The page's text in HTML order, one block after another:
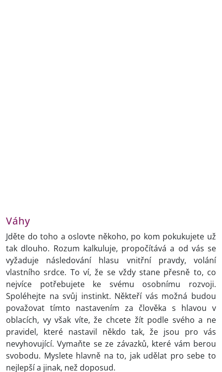
Váhy
Jděte do toho a oslovte někoho, po kom pokukujete už
tak dlouho. Rozum kalkuluje, propočítává a od vás se
vyžaduje následování hlasu vnitřní pravdy, volání
vlastního srdce. To ví, že se vždy stane přesně to, co
nejvíce potřebujete ke svému osobnímu rozvoji.
Spoléhejte na svůj instinkt. Někteří vás možná budou
považovat tímto nastavením za člověka s hlavou v
oblacích, vy však víte, že chcete žít podle svého a ne
pravidel, které nastavil někdo tak, že jsou pro vás
nevyhovující. Vymaňte se ze závazků, které vám berou
svobodu. Myslete hlavně na to, jak udělat pro sebe to
nejlepší a jinak, než doposud.